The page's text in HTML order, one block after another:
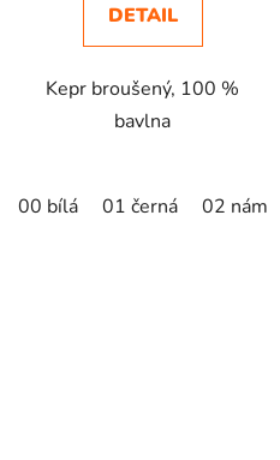
DETAIL
Kepr broušený, 100 %
bavlna
00 bílá 01 černá 02